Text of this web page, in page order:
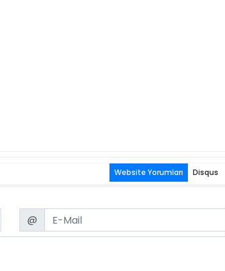
Website Yorumları Disqus
Email
@